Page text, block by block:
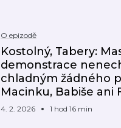
O epizodě
Kostolný, Tabery:
demonstrace
chladným žádného
Macinku, Babiše ani
4. 2. 2026 1 hod 16 min